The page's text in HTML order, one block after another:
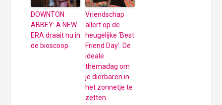
DOWNTON
ABBEY: A NEW
ERA draait nu in
de bioscoop
Vriendschap
allert op de
heugelijke ‘Best
Friend Day’. De
ideale
themadag om
je dierbaren in
het zonnetje te
zetten.